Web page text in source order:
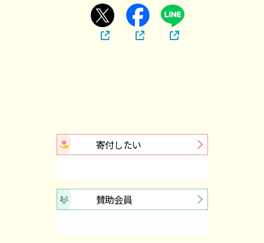
寄付したい
賛助会員